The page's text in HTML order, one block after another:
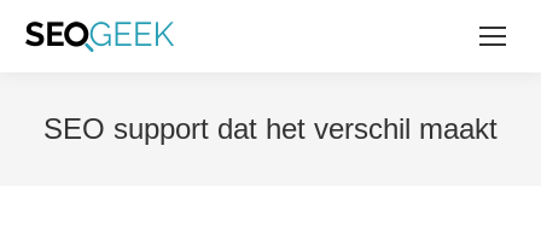
SEO support dat het verschil maakt